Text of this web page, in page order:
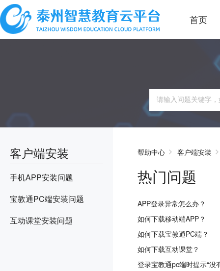
首页
客户端安装
手机APP安装问题
宝教通PC端安装问题
互动课堂安装问题
帮助中心 客户端安装
热门问题
APP登录异常怎么办？
如何下载移动端APP？
如何下载宝教通PC端？
如何下载互动课堂？
登录宝教通pc端时提示“没